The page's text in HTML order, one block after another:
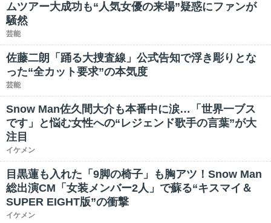
ムツアー大成功も“人気女優の来場”疑惑にファンが
騒然
芸能
佐藤二朗「踊る大捜査線」公式告知で浮き彫りとな
った“全カット要求”の本気度
芸能
Snow Man佐久間大介も本番中に涙…「世界一ブス
です」と悩む女性への“レジェンド歌手の言葉”が大
注目
イケメン
目黒蓮も入れた「9脚の椅子」も胸アツ！Snow Man
総出演CM「女装メンバー2人」で蘇る“キスマイ＆
SUPER EIGHT版”の衝撃
イケメン